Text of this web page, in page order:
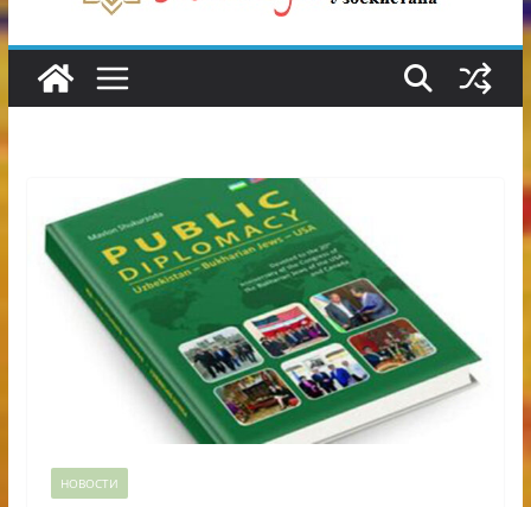
перекрёстков Ташкента: перекрыт
путепровод на Буюк Ипак Йули
НОВОСТИ